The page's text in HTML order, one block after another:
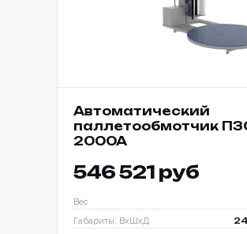
Автоматический
паллетообмотчик
2000A
546 521 руб
Вес
Габариты, ВхШхД